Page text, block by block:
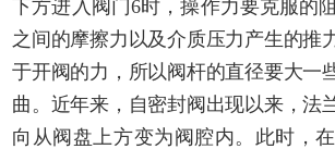
下方进入阀门6时，操作力要克服的
之间的摩擦力以及介质压力产生的推
于开阀的力，所以阀杆的直径要大一
曲。近年来，自密封阀出现以来，法
向从阀盘上方变为阀腔内。此时，